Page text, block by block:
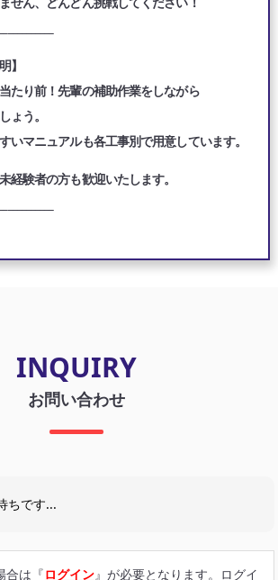
】
たり前！先輩の補助作業をしながら
ょう。
いマニュアルも各工事別で用意しています。
験者の方も歓迎いたします。
INQUIRY
お問い合わせ
ちです...
合は『ログイン』が必要となります。ログイ